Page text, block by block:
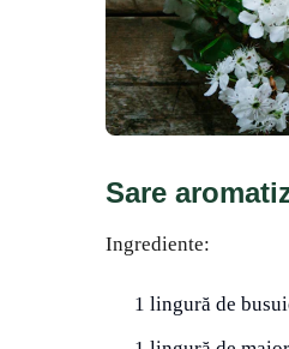
Sare
Ingrediente:
1 lingură de